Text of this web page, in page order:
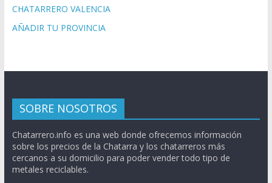
CHATARRERO VALENCIA
AÑADIR TU PROVINCIA
SOBRE NOSOTROS
Chatarrero.info es una web donde ofrecemos información
sobre los precios de la Chatarra y los chatarreros más
cercanos a su domicilio para poder vender todo tipo de
metales reciclables.